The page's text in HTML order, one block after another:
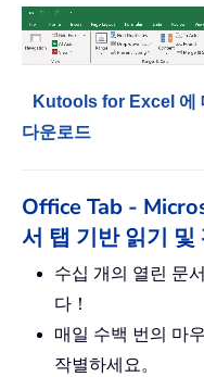
Kutools for Excel 에
다운로드
Office Tab -
서 탭 기반 읽기 및
수십 개의 열린 문
다！
매일 수백 번의 마
작별하세요。